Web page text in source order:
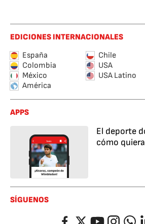
EDICIONES INTERNACIONALES
España
Chile
Colombia
USA
México
USA Latino
América
APPS
El deporte
cómo
SÍGUENOS
FacebookTwitterYouTubeInstagram